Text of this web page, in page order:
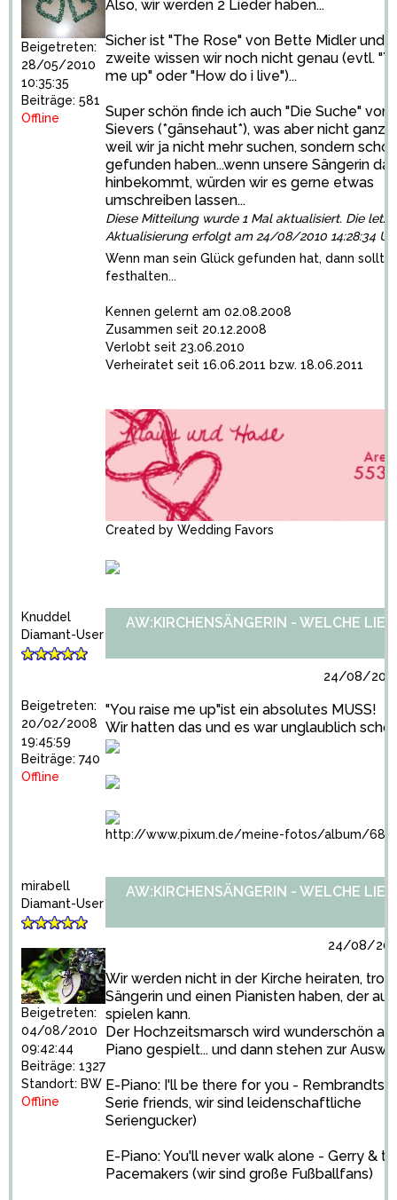
Beigetreten:
28/05/2010
10:35:35
Beiträge: 581
Offline
Also, wir werden 2 Lieder haben...
Sicher ist "The Rose" von Bette Midler und
zweite wissen wir noch nicht genau (evtl.
me up" oder "How do i live")...
Super schön finde ich auch "Die Suche" von
Sievers (*gänsehaut*), was aber nicht ganz
weil wir ja nicht mehr suchen, sondern schon
gefunden haben...wenn unsere Sängerin das
hinbekommt, würden wir es gerne etwas
umschreiben lassen...
Diese Mitteilung wurde 1 Mal aktualisiert. Die
Aktualisierung erfolgt am 24/08/2010 14:28:34
Wenn man sein Glück gefunden hat, dann sollte
festhalten...
Kennen gelernt am 02.08.2008
Zusammen seit 20.12.2008
Verlobt seit 23.06.2010
Verheiratet seit 16.06.2011 bzw. 18.06.2011
Created by Wedding Favors
Knuddel
Diamant-User
Beigetreten:
20/02/2008
19:45:59
Beiträge: 740
Offline
AW:KIRCHENSÄNGERIN - WELCHE
24/08/
"You raise me up"ist ein absolutes MUSS!
Wir hatten das und es war unglaublich
http://www.pixum.de/meine-fotos/album/
mirabell
Diamant-User
Beigetreten:
04/08/2010
09:42:44
Beiträge: 1327
Standort: BW
Offline
AW:KIRCHENSÄNGERIN - WELCHE
24/08/
Wir werden nicht in der Kirche heiraten,
Sängerin und einen Pianisten haben, der
spielen kann.
Der Hochzeitsmarsch wird wunderschön
Piano gespielt... und dann stehen zur
E-Piano: I'll be there for you - Rembrandts
Serie friends, wir sind leidenschaftliche
Seriengucker)
E-Piano: You'll never walk alone - Gerry &
Pacemakers (wir sind große Fußballfans)